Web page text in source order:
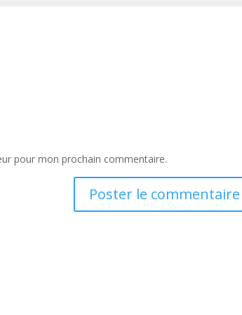
pour mon prochain commentaire.